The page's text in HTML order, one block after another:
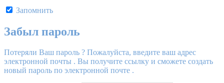
Запомнить
Забыл пароль
Потеряли Ваш пароль ? Пожалуйста, введите ваш адрес
электронной почты . Вы получите ссылку и сможете создать
новый пароль по электронной почте .